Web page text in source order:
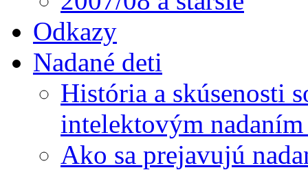
Odkazy
Nadané deti
História a skúsenosti
intelektovým
Ako sa prejavujú